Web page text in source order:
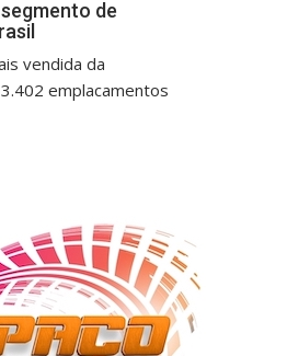
de
vendida da
emplacamentos